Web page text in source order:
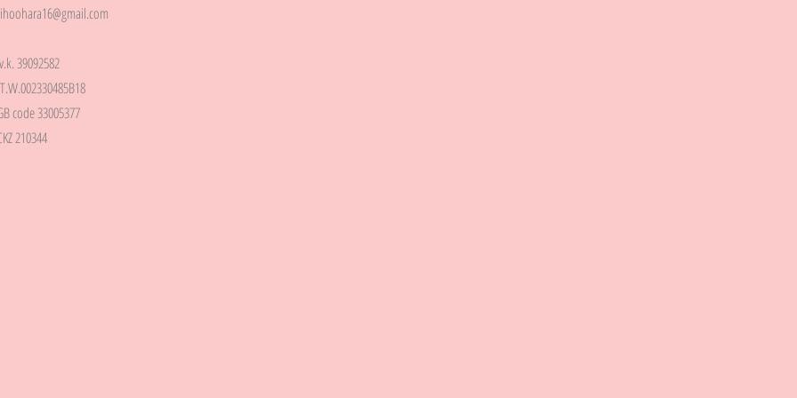
39092582
code 33005377
210344